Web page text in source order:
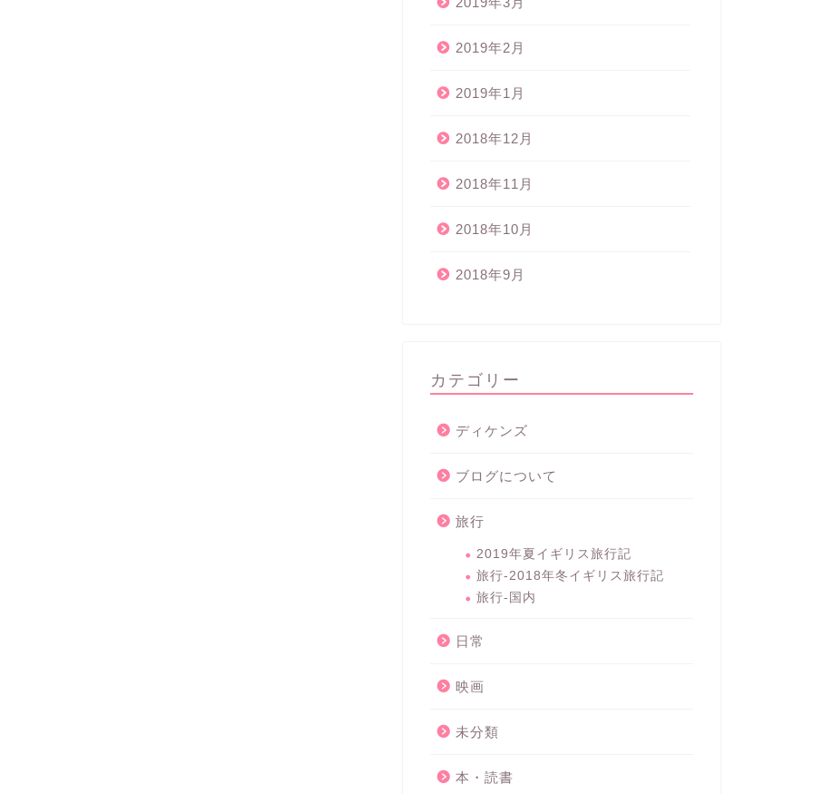
2019年2月
2019年1月
2018年12月
2018年11月
2018年10月
2018年9月
カテゴリー
ディケンズ
ブログについて
旅行
2019年夏イギリス旅行記
旅行-2018年冬イギリス旅行記
旅行-国内
日常
映画
未分類
本・読書